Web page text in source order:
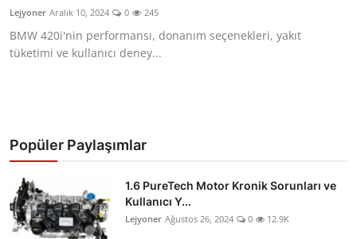
İkinci El & Ekspertiz
Muayene & Emisyon
Sigorta & Kasko
Yakıt, LPG & Elektrikli
Lejyoner Aralık 10, 2024 0 245
BMW 420i'nin performansı, donanım seçenekleri, yakıt
tüketimi ve kullanıcı deney...
Popüler Paylaşımlar
1.6 PureTech Motor Kronik Sorunları ve
Kullanıcı Y...
Lejyoner Ağustos 26, 2024 0 12.9K